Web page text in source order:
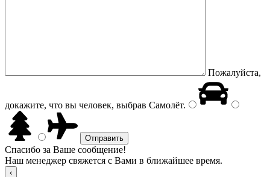
Пожалуйста,
докажите, что вы человек, выбрав Самолёт.
Спасибо за Ваше сообщение!
Наш менеджер свяжется с Вами в ближайшее время.